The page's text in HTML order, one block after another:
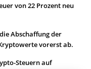
von 22 Prozent neu
Abschaffung der
vorerst ab.
Steuern auf